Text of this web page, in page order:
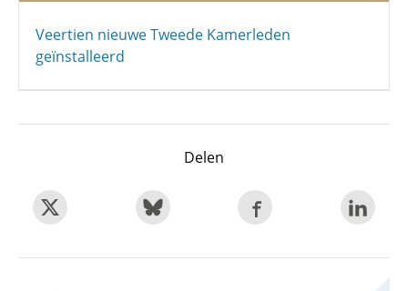
Veertien nieuwe Tweede Kamerleden
geïnstalleerd
Delen